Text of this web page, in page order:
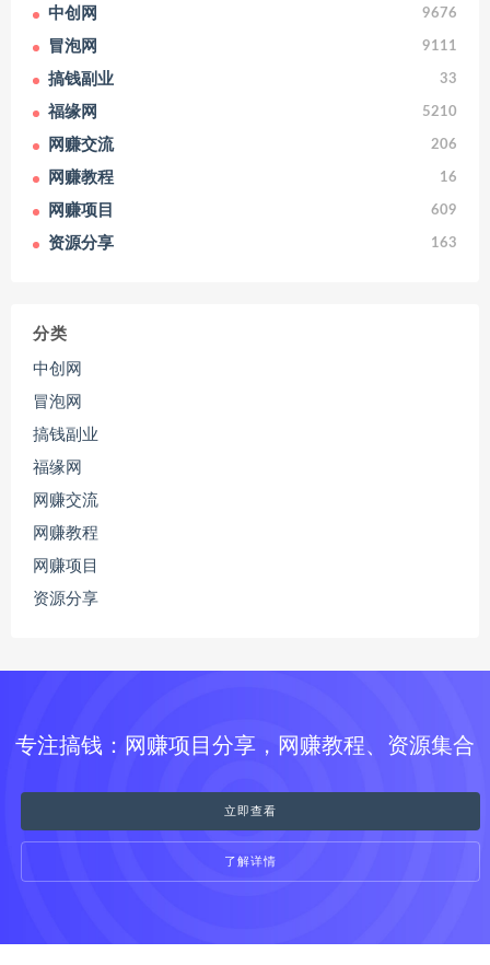
中创网 9676
冒泡网 9111
搞钱副业 33
福缘网 5210
网赚交流 206
网赚教程 16
网赚项目 609
资源分享 163
分类
中创网
冒泡网
搞钱副业
福缘网
网赚交流
网赚教程
网赚项目
资源分享
专注搞钱：网赚项目分享，网赚教程、资源集合
立即查看
了解详情